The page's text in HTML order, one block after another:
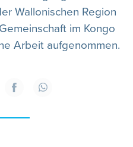
Wallonischen Region
im Kongo
Arbeit aufgenommen.